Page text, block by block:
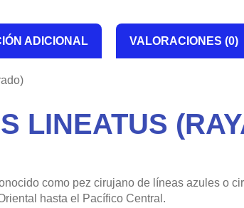
ADICIONAL VALORACIONES (0)
LINEATUS
como pez cirujano de líneas azules o
hasta el Pacífico Central.